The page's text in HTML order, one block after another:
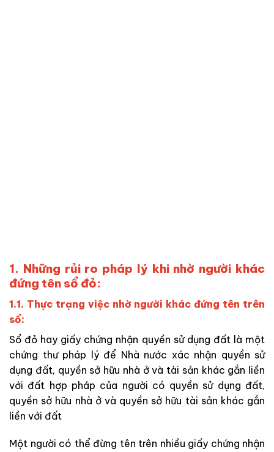
1. Những rủi ro pháp lý khi nhờ người khác
đứng tên sổ đỏ:
1.1. Thực trạng việc nhờ người khác đứng tên trên
sổ:
Sổ đỏ hay giấy chứng nhận quyền sử dụng đất là một
chứng thư pháp lý để Nhà nước xác nhận quyền sử
dụng đất, quyền sở hữu nhà ở và tài sản khác gắn liền
với đất hợp pháp của người có quyền sử dụng đất,
quyền sở hữu nhà ở và quyền sở hữu tài sản khác gắn
liền với đất
Một người có thể đừng tên trên nhiều giấy chứng nhận